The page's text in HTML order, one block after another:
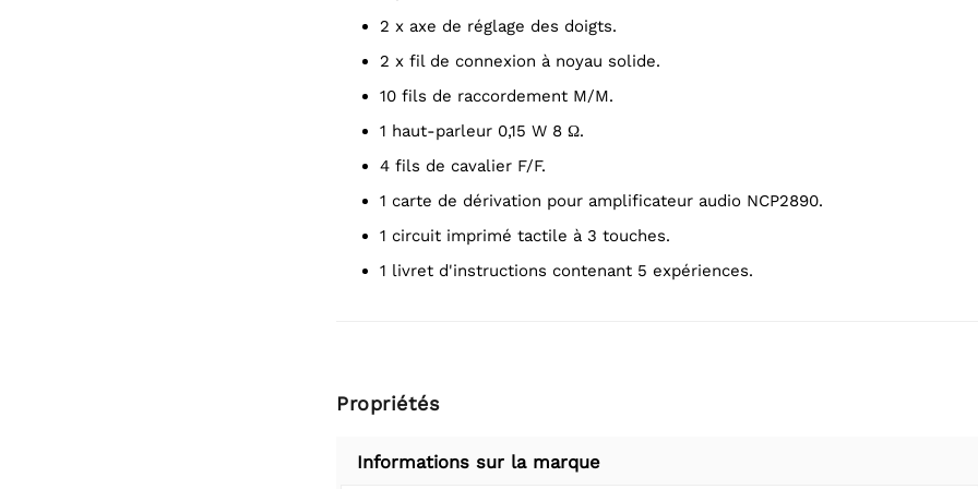
2 x axe de réglage des doigts.
2 x fil de connexion à noyau solide.
10 fils de raccordement M/M.
1 haut-parleur 0,15 W 8 Ω.
4 fils de cavalier F/F.
1 carte de dérivation pour amplificateur audio NCP2890.
1 circuit imprimé tactile à 3 touches.
1 livret d'instructions contenant 5 expériences.
Propriétés
Informations sur la marque